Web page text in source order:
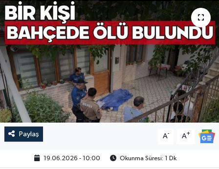
Paylaş A- A+
19.06.2026 - 10:00 Okunma Süresi: 1 Dk